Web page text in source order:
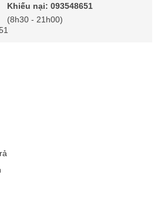
Khiếu nại: 093548651
(8h30 - 21h00)